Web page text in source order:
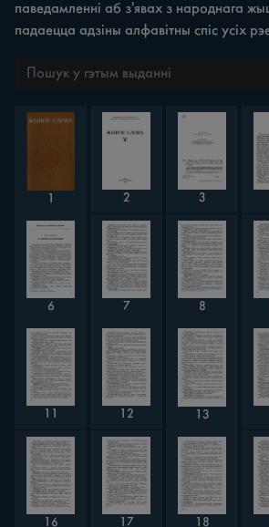
паведамленні аб з'явах з народнага
падаецца адзіны алфавітны спіс усіх
1 2 3
6 7 8
12 13
16 17 18